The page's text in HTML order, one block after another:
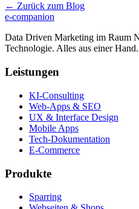
← Zurück zum Blog
e-companion
Data Driven Marketing im Raum
Technologie. Alles aus einer Hand.
Leistungen
KI-Consulting
Web-Apps & SEO
UX & Interface Design
Mobile Apps
Tech-Dokumentation
E-Commerce
Produkte
Sparring